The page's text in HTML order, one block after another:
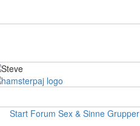
Start Forum Sex & Sinne Grupper